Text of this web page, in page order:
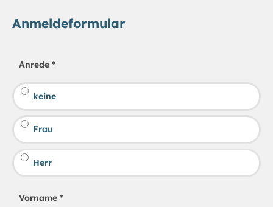
Anmeldeformular
Anrede *
keine
Frau
Herr
Vorname *